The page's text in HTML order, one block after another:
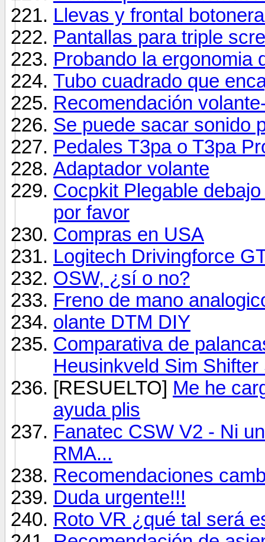
Llevas y frontal
Pantallas para triple
Probando la ergonomia
Tubo cuadrado que
Recomendación
Se puede sacar sonido
Pedales T3pa o T3pa
Adaptador volante
Cocpkit Plegable
por favor
Compras en USA
Logitech Drivingforce
OSW, ¿sí o no?
Freno de mano
olante DTM DIY
Comparativa de
Heusinkveld Sim Shifter
[RESUELTO] Me he
ayuda plis
Fanatec CSW V2 - Ni
RMA...
Recomendaciones
Duda urgente!!!
Roto VR ¿qué tal será